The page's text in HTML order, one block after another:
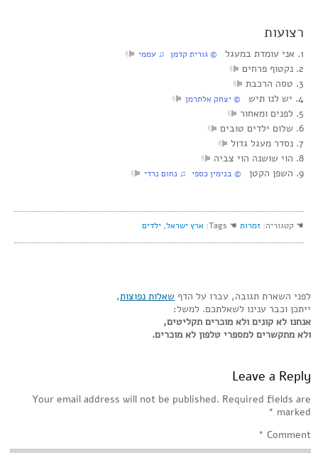
רצועות
1. אני עומדת במעגל ‏ © גורית קדמן‏ ♫ עממי
2. נקטוף פרחים
3. טסה הרכבת
4. יש לנו תיש
‏ © יצחק אלתרמן
5. לפנים ומאחור
6. שלום ילדים טובים
7. נסדר מעגל גדול
8. הוי שושנה הוי צביה
9. השפן הקטן
‏ © בנימין כספי‏ ♫ נחום נרדי
☚ קטגוריה: זמרות ☚ Tags: ארץ ישראל, ילדים
לפני השארת תגובה, עברו על הדף שאלות נפוצות,
ייתכן וכבר ענינו לשאלתכם. למשל:
אנחנו לא קונים ולא מוכרים תקליטים,
ולא מתקשרים למספרי טלפון לא מוכרים.
Leave a Reply
Your email address will not be published. Required fields are
marked
*
Comment
*